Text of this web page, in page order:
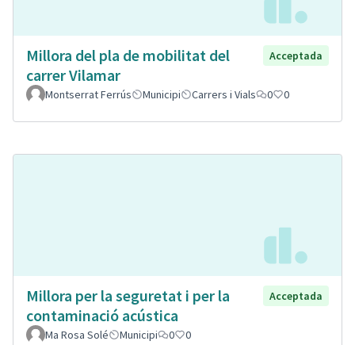
Millora del pla de mobilitat del
carrer Vilamar
Acceptada
Montserrat Ferrús Municipi Carrers i Vials 0 0
Millora per la seguretat i per la
contaminació acústica
Acceptada
Ma Rosa Solé Municipi 0 0